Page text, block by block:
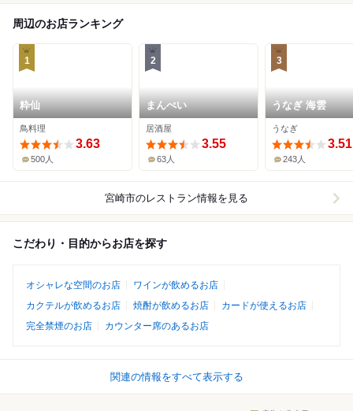
周辺のお店ランキング
1
粋仙
鳥料理
3.63
500人
2
まんぺい
居酒屋
3.55
63人
3
うなぎ 海雲
うなぎ
3.51
243人
宮崎市のレストラン情報を見る
こだわり・目的からお店を探す
オシャレな空間のお店
ワインが飲めるお店
カクテルが飲めるお店
焼酎が飲めるお店
カードが使えるお店
完全禁煙のお店
カウンター席のあるお店
関連の情報をすべて表示する